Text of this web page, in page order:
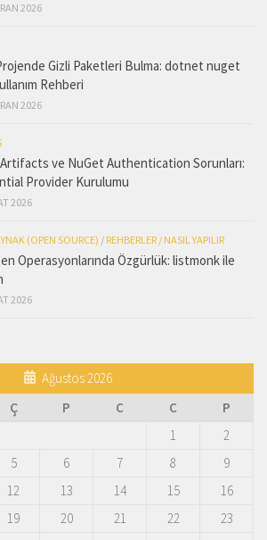
2026
Gizli Paketleri Bulma: dotnet nuget
Rehberi
2026
ve NuGet Authentication Sorunları:
Provider Kurulumu
2026
(OPEN SOURCE) / REHBERLER / NASIL YAPILIR
Operasyonlarında Özgürlük: listmonk ile
2026
Ağustos 2026
Ç P C C
P
1
2
5 6 7 8
9
12 13 14 15
16
19 20 21 22
23